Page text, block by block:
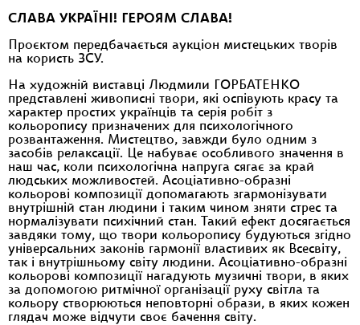
СЛАВА УКРАЇНІ! ГЕРОЯМ СЛАВА!
Проєктом передбачається аукціон мистецьких творів
на користь ЗСУ.
️На художній виставці Людмили ГОРБАТЕНКО
представлені живописні твори, які оспівують красу та
характер простих українців та серія робіт з
кольоропису призначених для психологічного
розвантаження. Мистецтво, завжди було одним з
засобів релаксації. Це набуває особливого значення в
наш час, коли психологічна напруга сягає за край
людських можливостей. Асоціативно-образні
кольорові композиції допомагають згармонізувати
внутрішній стан людини і таким чином зняти стрес та
нормалізувати психічний стан. Такий ефект досягається
завдяки тому, що твори кольоропису будуються згідно
універсальних законів гармонії властивих як Всесвіту,
так і внутрішньому світу людини. Асоціативно-образні
кольорові композиції нагадують музичні твори, в яких
за допомогою ритмічної організації руху світла та
кольору створюються неповторні образи, в яких кожен
глядач може відчути своє бачення світу.